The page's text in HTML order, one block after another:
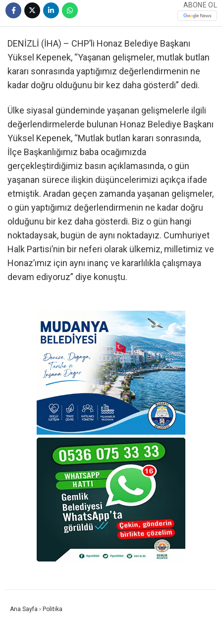
ABONE OL
DENİZLİ (İHA) – CHP’li Honaz Belediye Başkanı
Yüksel Kepenek, “Yaşanan gelişmeler, mutlak butlan
kararı sonrasında yaptığımız değerlendirmenin ne
kadar doğru olduğunu bir kez daha gösterdi” dedi.
Ülke siyasal gündeminde yaşanan gelişmelerle ilgili
değerlendirmelerde bulunan Honaz Belediye Başkanı
Yüksel Kepenek, “Mutlak butlan kararı sonrasında,
İlçe Başkanlığımız baba ocağımızda
gerçekleştirdiğimiz basın açıklamasında, o gün
yaşanan sürece ilişkin düşüncelerimizi açıkça ifade
etmiştik. Aradan geçen zamanda yaşanan gelişmeler,
o gün yaptığımız değerlendirmenin ne kadar doğru
olduğunu bir kez daha gösterdi. Biz o gün hangi
noktadaysak, bugün de aynı noktadayız. Cumhuriyet
Halk Partisi’nin bir neferi olarak ülkemiz, milletimiz ve
Honaz’ımız için aynı inanç ve kararlılıkla çalışmaya
devam ediyoruz” diye konuştu.
Ana Sayfa › Politika